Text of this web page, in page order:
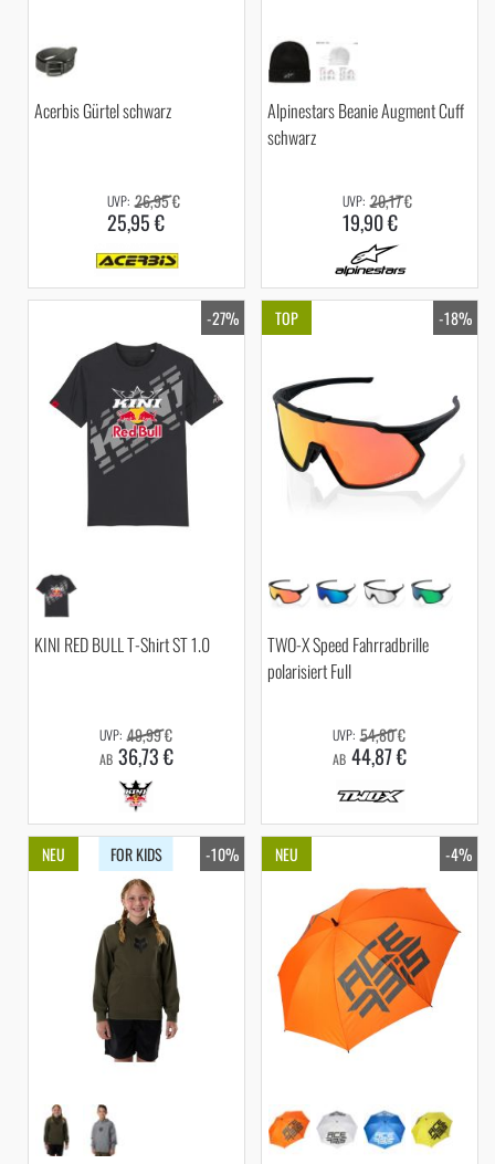
Acerbis Gürtel schwarz
25,95 €
26,95 €
Alpinestars Beanie Augment Cuff
schwarz
19,90 €
20,17 €
-27%
KINI RED BULL T-Shirt ST 1.0
AB 36,73 €
49,99 €
TOP -18%
TWO-X Speed Fahrradbrille
polarisiert Full
AB 44,87 €
54,80 €
NEU -10%
FOR KIDS NEU -4%